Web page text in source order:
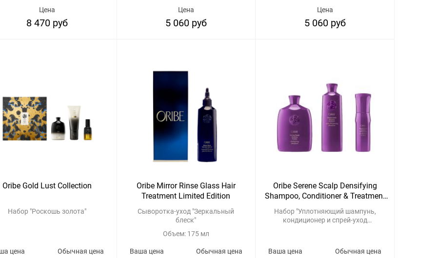
Цена
8 470 руб
Цена
5 060 руб
Цена
5 060 руб
Oribe Gold Lust Collection
Набор "Роскошь золота"
Обычная цена
цена
Oribe Mirror Rinse Glass Hair
Treatment Limited Edition
Сыворотка-уход "Зеркальный
блеск"
Объем: 175 мл
Обычная цена
Ваша цена
Oribe Serene Scalp Densifying
Shampoo, Conditioner & Treatment
Spray SIK
Набор "Уплотняющий шампунь,
кондиционер и спрей-уход
Обычная цена
Ваша цена